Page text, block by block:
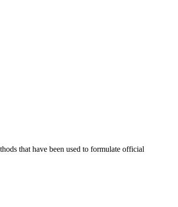
that have been used to formulate official